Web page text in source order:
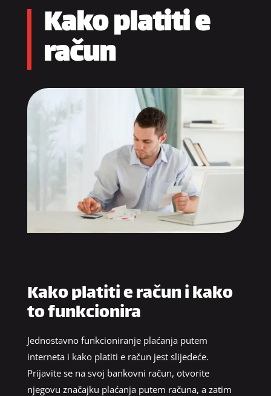
Kako platiti e
račun
Kako platiti e račun i kako
to funkcionira
Jednostavno funkcioniranje plaćanja putem
interneta i kako platiti e račun jest slijedeće.
Prijavite se na svoj bankovni račun, otvorite
njegovu značajku plaćanja putem računa, a zatim